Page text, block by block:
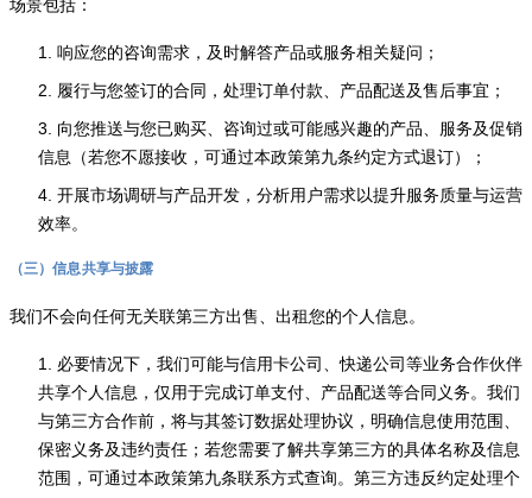
场景包括：
1. 响应您的咨询需求，及时解答产品或服务相关疑问；
2. 履行与您签订的合同，处理订单付款、产品配送及售后事宜；
3. 向您推送与您已购买、咨询过或可能感兴趣的产品、服务及促销
信息（若您不愿接收，可通过本政策第九条约定方式退订）；
4. 开展市场调研与产品开发，分析用户需求以提升服务质量与运营
效率。
（三）信息共享与披露
我们不会向任何无关联第三方出售、出租您的个人信息。
1. 必要情况下，我们可能与信用卡公司、快递公司等业务合作伙伴
共享个人信息，仅用于完成订单支付、产品配送等合同义务。我们
与第三方合作前，将与其签订数据处理协议，明确信息使用范围、
保密义务及违约责任；若您需要了解共享第三方的具体名称及信息
范围，可通过本政策第九条联系方式查询。第三方违反约定处理个